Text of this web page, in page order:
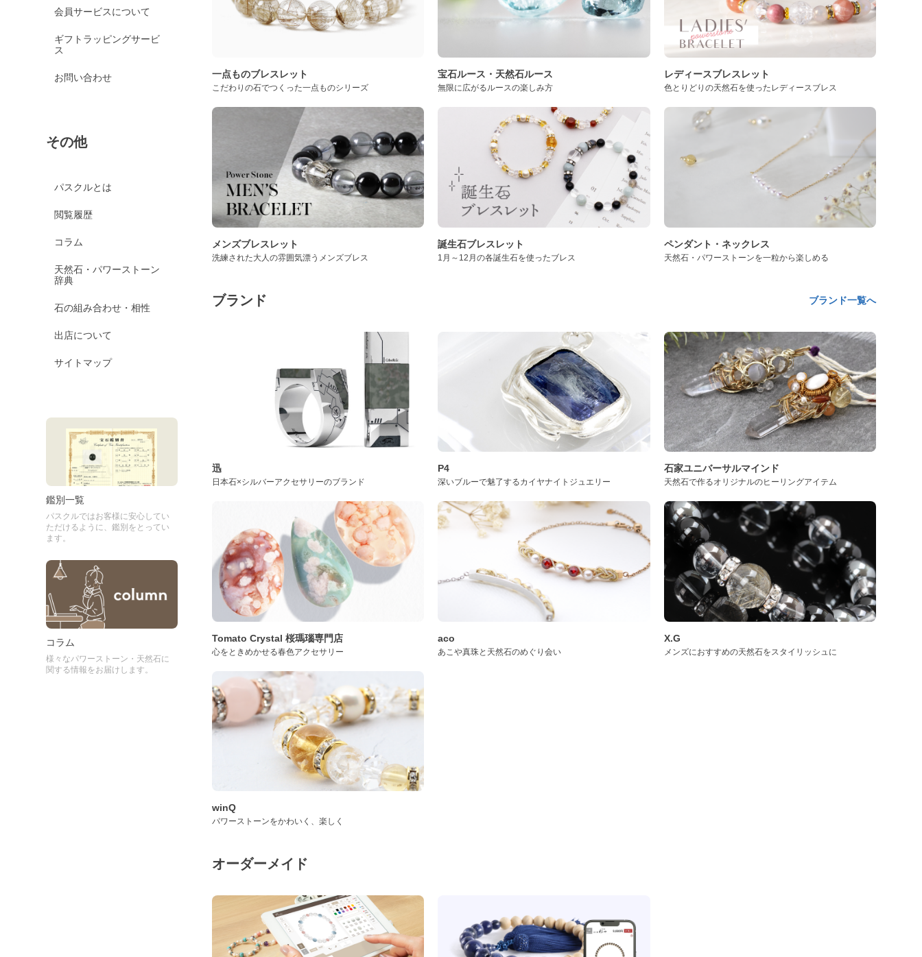
会員サービスについて
ギフトラッピングサービ
ス
お問い合わせ
その他
パスクルとは
閲覧履歴
コラム
天然石・パワーストーン
辞典
石の組み合わせ・相性
出店について
サイトマップ
鑑別一覧
パスクルではお客様に安心してい
ただけるように、鑑別をとってい
ます。
コラム
様々なパワーストーン・天然石に
関する情報をお届けします。
一点ものブレスレット
こだわりの石でつくった一点ものシリーズ
宝石ルース・天然石ルース
無限に広がるルースの楽しみ方
レディースブレスレット
色とりどりの天然石を使ったレディースブレス
メンズブレスレット
洗練された大人の雰囲気漂うメンズブレス
誕生石ブレスレット
1月～12月の各誕生石を使ったブレス
ペンダント・ネックレス
天然石・パワーストーンを一粒から楽しめる
ブランド ブランド一覧へ
迅
日本石×シルバーアクセサリーのブランド
P4
深いブルーで魅了するカイヤナイトジュエリー
石家ユニバーサルマインド
天然石で作るオリジナルのヒーリングアイテム
Tomato Crystal 桜瑪瑙専門店
心をときめかせる春色アクセサリー
aco
あこや真珠と天然石のめぐり会い
X.G
メンズにおすすめの天然石をスタイリッシュに
winQ
パワーストーンをかわいく、楽しく
オーダーメイド